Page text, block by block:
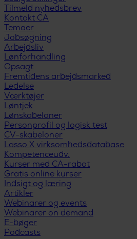
Tilmeld nyhedsbrev
Kontakt CA
Temaer
Jobsøgning
Arbejdsliv
Lønforhandling
Opsagt
Fremtidens arbejdsmarked
Ledelse
Værktøjer
Løntjek
Lønskabeloner
Personprofil og logisk test
CV-skabeloner
Lasso X virksomhedsdatabase
Kompetenceudv.
Kurser med CA-rabat
Gratis online kurser
Indsigt og læring
Artikler
Webinarer og events
Webinarer on demand
E-bøger
Podcasts